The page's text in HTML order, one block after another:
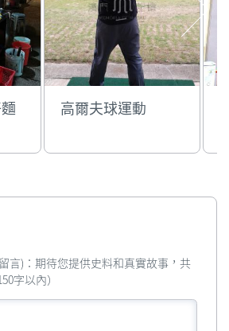
高爾夫球運動
言)：期待您提供史料和真實故事，共
字以內）